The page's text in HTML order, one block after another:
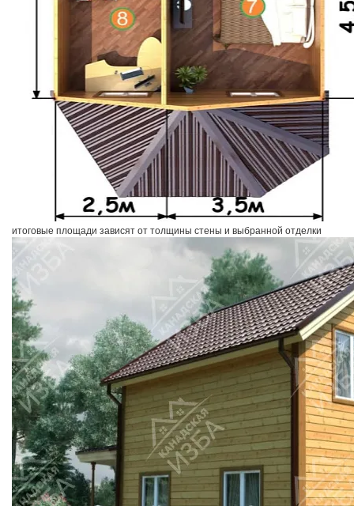
итоговые площади зависят от толщины стены и выбранной отделки